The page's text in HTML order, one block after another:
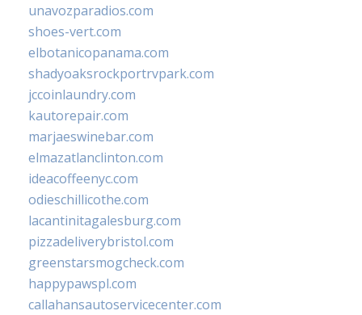
unavozparadios.com
shoes-vert.com
elbotanicopanama.com
shadyoaksrockportrvpark.com
jccoinlaundry.com
kautorepair.com
marjaeswinebar.com
elmazatlanclinton.com
ideacoffeenyc.com
odieschillicothe.com
lacantinitagalesburg.com
pizzadeliverybristol.com
greenstarsmogcheck.com
happypawspl.com
callahansautoservicecenter.com